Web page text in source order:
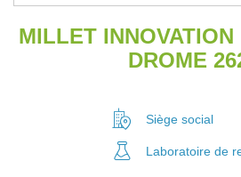
MILLET
DROME
Siège social
Laboratoire de